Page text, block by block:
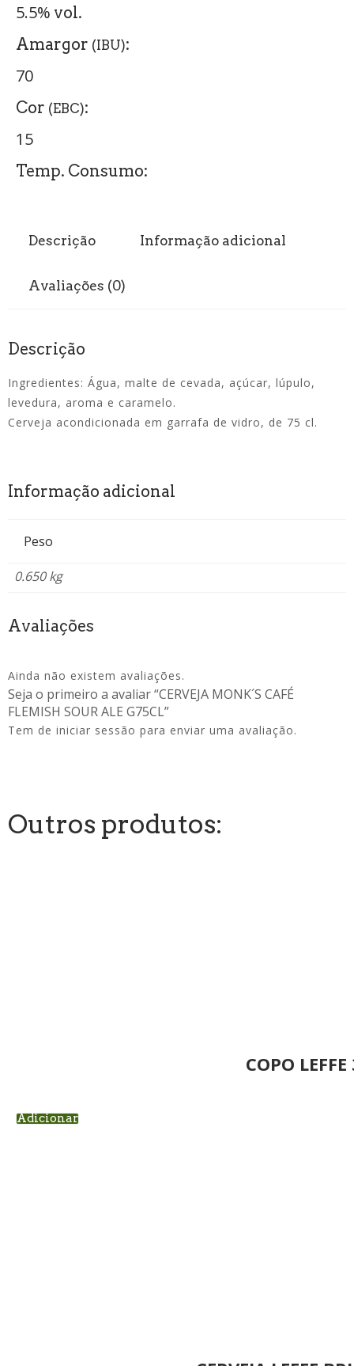
5.5% vol.
Amargor (IBU):
70
Cor (EBC):
15
Temp. Consumo:
Descrição Informação adicional
Avaliações (0)
Descrição
Ingredientes: Água, malte de cevada, açúcar, lúpulo,
levedura, aroma e caramelo.
Cerveja acondicionada em garrafa de vidro, de 75 cl.
Informação adicional
Peso
0.650 kg
Avaliações
Ainda não existem avaliações.
Seja o primeiro a avaliar “CERVEJA MONK´S CAFÉ
FLEMISH SOUR ALE G75CL”
Tem de iniciar sessão para enviar uma avaliação.
Outros produtos:
COPO
Adicionar